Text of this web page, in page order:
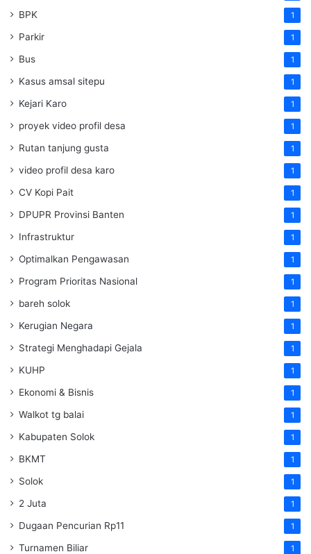
BPK 1
Parkir 1
Bus 1
Kasus amsal sitepu 1
Kejari Karo 1
proyek video profil desa 1
Rutan tanjung gusta 1
video profil desa karo 1
CV Kopi Pait 1
DPUPR Provinsi Banten 1
Infrastruktur 1
Optimalkan Pengawasan 1
Program Prioritas Nasional 1
bareh solok 1
Kerugian Negara 1
Strategi Menghadapi Gejala 1
KUHP 1
Ekonomi & Bisnis 1
Walkot tg balai 1
Kabupaten Solok 1
BKMT 1
Solok 1
2 Juta 1
Dugaan Pencurian Rp11 1
Turnamen Biliar 1